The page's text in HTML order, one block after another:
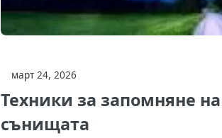
март 24, 2026
Техники за запомняне на
сънищата